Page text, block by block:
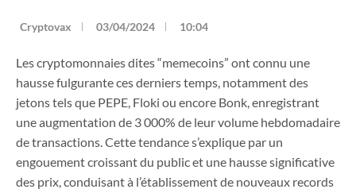
Cryptovax 03/04/2024 10:04
Les cryptomonnaies dites “memecoins” ont connu une
hausse fulgurante ces derniers temps, notamment des
jetons tels que PEPE, Floki ou encore Bonk, enregistrant
une augmentation de 3 000% de leur volume hebdomadaire
de transactions. Cette tendance s’explique par un
engouement croissant du public et une hausse significative
des prix, conduisant à l’établissement de nouveaux records